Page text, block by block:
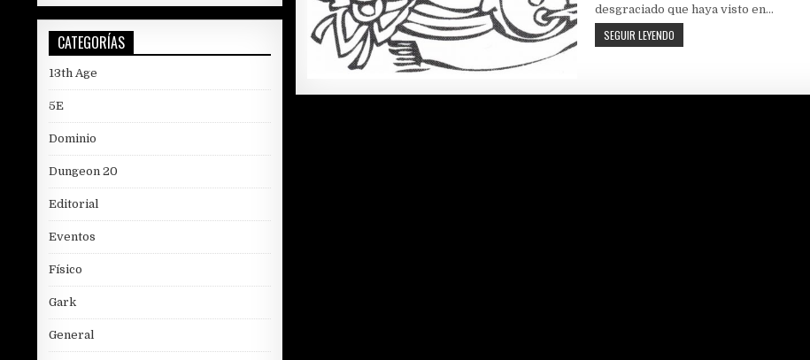
desgraciado que haya visto en…
SEGUIR LEYENDOBÍO-
CONSTRUCTO
CATEGORÍAS
13th Age
5E
Dominio
Dungeon 20
Editorial
Eventos
Físico
Gark
General